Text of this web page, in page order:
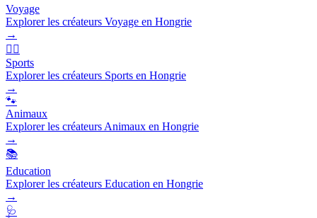
Voyage
Explorer les créateurs Voyage en Hongrie
→
🏃‍♂️
Sports
Explorer les créateurs Sports en Hongrie
→
🐾
Animaux
Explorer les créateurs Animaux en Hongrie
→
📚
Education
Explorer les créateurs Education en Hongrie
→
🩺